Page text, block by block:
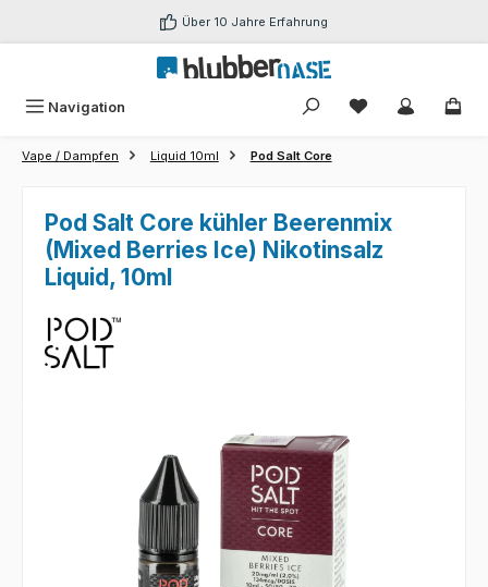
Zum Hauptinhalt springen Über 10 Jahre Erfahrung
Navigation Du hast 0
Vape / Dampfen Liquid 10ml Pod Salt Core
Pod Salt Core kühler Beerenmix
(Mixed Berries Ice) Nikotinsalz
Liquid, 10ml